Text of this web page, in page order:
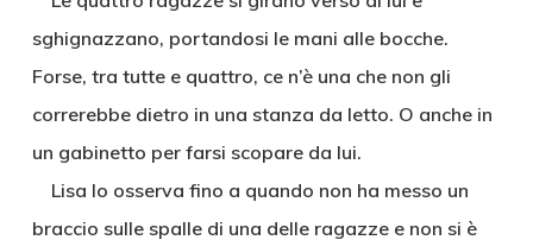
sghignazzano, portandosi le mani alle bocche.
Forse, tra tutte e quattro, ce n’è una che non gli
correrebbe dietro in una stanza da letto. O anche in
un gabinetto per farsi scopare da lui.
Lisa lo osserva fino a quando non ha messo un
braccio sulle spalle di una delle ragazze e non si è